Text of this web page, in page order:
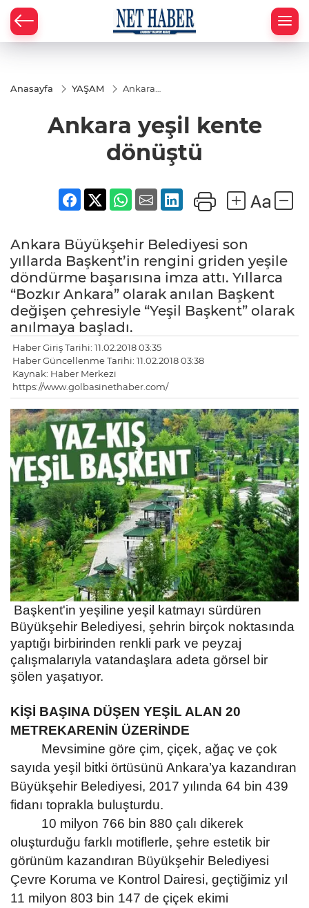
Anasayfa YAŞAM
Ankara
dönüştü
Ankara yeşil kente
dönüştü
Ankara Büyükşehir Belediyesi son
yıllarda Başkent’in rengini griden yeşile
döndürme başarısına imza attı. Yıllarca
“Bozkır Ankara” olarak anılan Başkent
değişen çehresiyle “Yeşil Başkent” olarak
anılmaya başladı.
Haber Giriş Tarihi: 11.02.2018 03:35
Haber Güncellenme Tarihi: 11.02.2018 03:38
Kaynak: Haber Merkezi
https://www.golbasinethaber.com/
Başkent'in yeşiline yeşil katmayı sürdüren
Büyükşehir Belediyesi, şehrin birçok noktasında
yaptığı birbirinden renkli park ve peyzaj
çalışmalarıyla vatandaşlara adeta görsel bir
şölen yaşatıyor.
KİŞİ BAŞINA DÜŞEN YEŞİL ALAN 20
METREKARENİN ÜZERİNDE
Mevsimine göre çim, çiçek, ağaç ve çok
sayıda yeşil bitki örtüsünü Ankara’ya kazandıran
Büyükşehir Belediyesi, 2017 yılında 64 bin 439
fidanı toprakla buluşturdu.
10 milyon 766 bin 880 çalı dikerek
oluşturduğu farklı motiflerle, şehre estetik bir
görünüm kazandıran Büyükşehir Belediyesi
Çevre Koruma ve Kontrol Dairesi, geçtiğimiz yıl
11 milyon 803 bin 147 de çiçek ekimi